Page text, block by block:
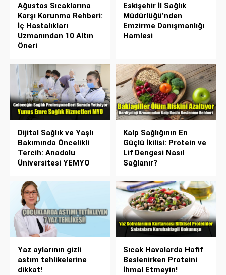
Ağustos Sıcaklarına
Karşı Korunma Rehberi:
İç Hastalıkları
Uzmanından 10 Altın
Öneri
Eskişehir İl Sağlık
Müdürlüğü’nden
Emzirme Danışmanlığı
Hamlesi
Dijital Sağlık ve Yaşlı
Bakımında Öncelikli
Tercih: Anadolu
Üniversitesi YEMYO
Kalp Sağlığının En
Güçlü İkilisi: Protein ve
Lif Dengesi Nasıl
Sağlanır?
Yaz aylarının gizli
astım tehlikelerine
dikkat!
Sıcak Havalarda Hafif
Beslenirken Proteini
İhmal Etmeyin!